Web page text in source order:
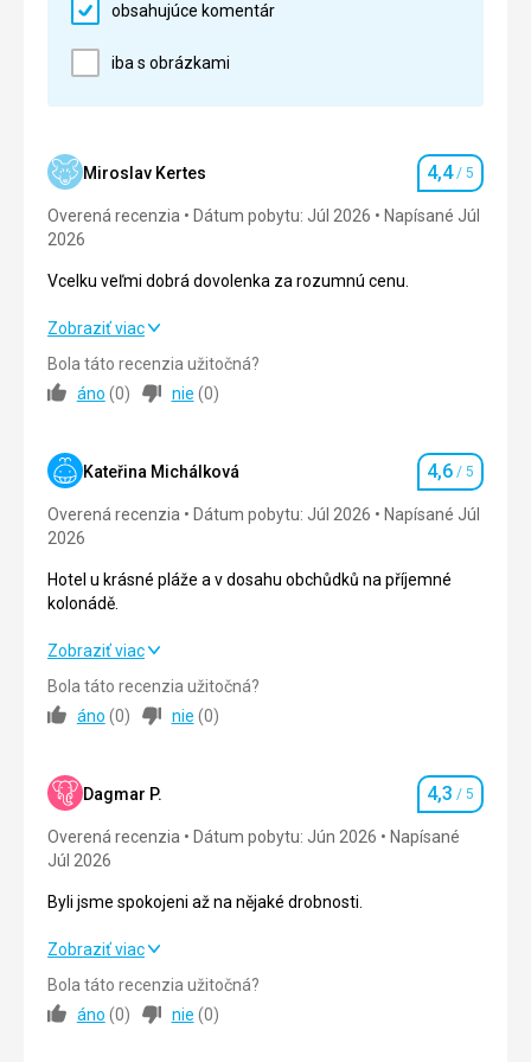
Google Translate
Pláž
Písečná pláž super,lehce bordel po ránu ale to každé
Za mě super celodenní strava formou bufetu
Ubytovanie
Super až na postele teda které byly dvě a bylo to
brané jako manželská postel
Služby
vyhověli
Táto recenzia bola preložená automaticky pomocou
Google Translate
obsahujúce komentár
iba s obrázkami
Miroslav Kertes Hodnotenie
4,4/ 5
Overená recenzia Dátum pobytu: Júl 2026
Napísané Júl
2026
Vcelku veľmi dobrá dovolenka za rozumnú cenu.
Vcelku veľmi dobrá dovolenka za rozumnú cenu.
Strava
Okolie 5,0/ 5
Služby 4,0/ 5
Zobraziť viac
Bola táto recenzia užitočná?
áno (0) nie (0)
Kateřina Michálková Hodnotenie
4,6 / 5
Overená recenzia Dátum pobytu: Júl 2026
Napísané Júl
2026
Hotel u krásné pláže a v dosahu obchůdků na příjemné
kolonádě.
Hotel u krásné pláže a v dosahu obchůdků na příjemné
Strava
Okolie 5,0/ 5
Služby
Cena
Pláž
Pláž krásná a čistá.
Zobraziť viac
Bola táto recenzia užitočná?
áno (0) nie (0)
Dagmar P. Hodnotenie
4,3 / 5
Overená recenzia Dátum pobytu: Jún 2026
Napísané
Júl 2026
Byli jsme spokojeni až na nějaké drobnosti.
Byli jsme spokojeni až na nějaké drobnosti.
Strava
Zobraziť viac
Bola táto recenzia užitočná?
áno (0) nie (0)